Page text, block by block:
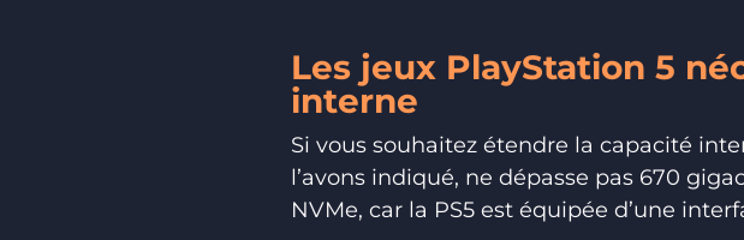
Les jeux PlayStation 5
interne
Si vous souhaitez étendre la capacité
l’avons indiqué, ne dépasse pas 670
NVMe, car la PS5 est équipée d’une